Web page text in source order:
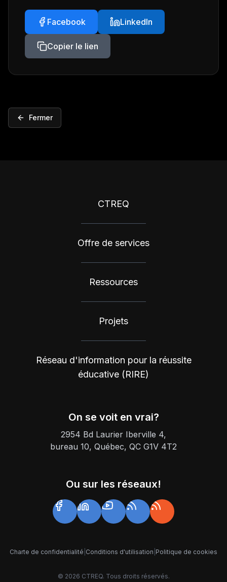
Facebook LinkedIn
Copier le lien
Fermer
CTREQ
Offre de services
Ressources
Projets
Réseau d'information pour la réussite
éducative (RIRE)
On se voit en vrai?
2954 Bd Laurier Iberville 4,
bureau 10, Québec, QC G1V 4T2
Ou sur les réseaux!
Charte de confidentialité Conditions d'utilisation Politique de cookies
© 2026 CTREQ. Tous droits réservés.